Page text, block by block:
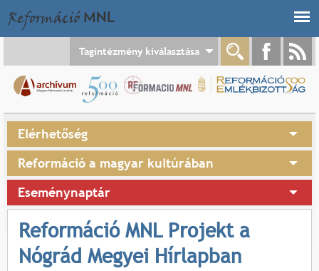
Tagintézmény kiválasztása
Elérhetőség
Reformáció a magyar kultúrában
Eseménynaptár
Reformáció MNL Projekt a
Nógrád Megyei Hírlapban